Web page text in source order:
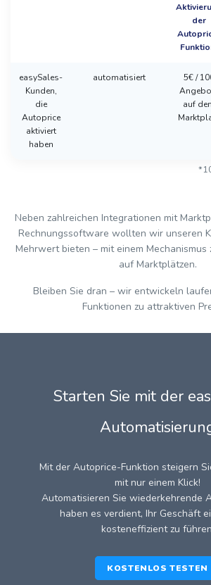
der
easySales-
Kunden,
die
Autoprice
aktiviert
haben
automatisiert
5€ /
auf
Neben zahlreichen Integrationen mit
Rechnungssoftware wollten wir unseren
Mehrwert bieten – mit einem Mechanismus
auf Marktplätzen.
Bleiben Sie dran – wir entwickeln
Funktionen zu attraktiven
Starten Sie mit der
Mit der Autoprice-Funktion steigern
mit nur einem Klick!
Automatisieren Sie wiederkehrende
haben es verdient, Ihr Geschäft
kosteneffizient zu
KOSTENLOS TESTEN